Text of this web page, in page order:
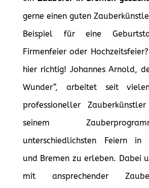
gerne einen guten
Beispiel für eine
Firmenfeier oder
hier richtig! Johannes Arnold,
Wunder“, arbeitet seit
professioneller
seinem
unterschiedlichsten Feiern in
und Bremen zu erleben. Dabei
mit ansprechender